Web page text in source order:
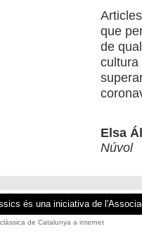
que
de
cultura
Elsa
Núvol
és una iniciativa de
de Catalunya a internet